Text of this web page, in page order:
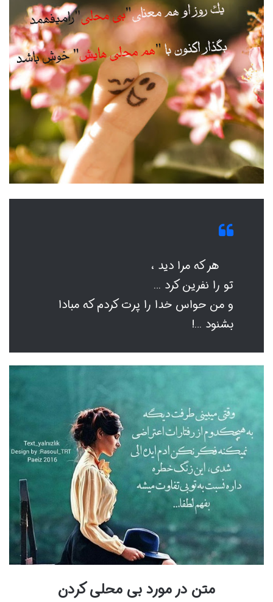
هر که مرا دید ،
تو را نفرین کرد …
و من حواس خدا را پرت کردم که مبادا
بشنود …!
متن در مورد بی محلی کردن